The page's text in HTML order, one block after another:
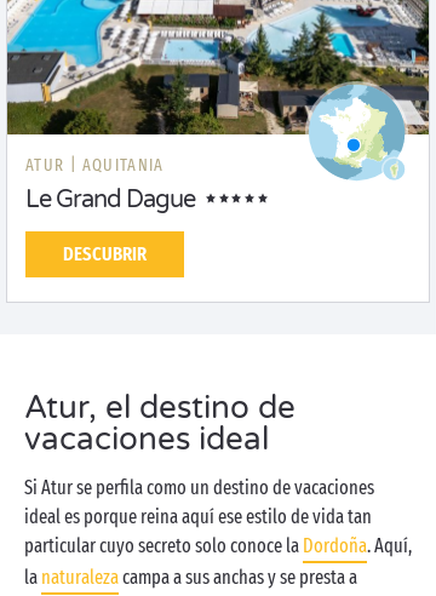
ATUR | AQUITANIA
Le Grand Dague
DESCUBRIR
Atur, el destino de
vacaciones ideal
Si Atur se perfila como un destino de vacaciones
ideal es porque reina aquí ese estilo de vida tan
particular cuyo secreto solo conoce la Dordoña. Aquí,
la naturalezacampa a sus anchas y se presta a